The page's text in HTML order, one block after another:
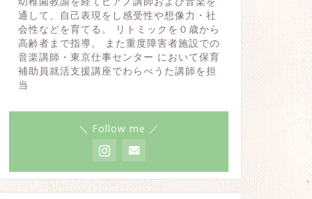
通して、自己表現をし感受性や想像力・社
会性などを育てる。 リトミックを０歳から
高齢者まで指導。 また重度障害者施設での
音楽講師・東京仕事センター において保育
補助員就活支援講座でわらべうた講師を担
当
＼ Follow me ／